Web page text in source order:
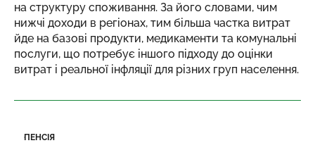
на структуру споживання. За його словами, чим
нижчі доходи в регіонах, тим більша частка витрат
йде на базові продукти, медикаменти та комунальні
послуги, що потребує іншого підходу до оцінки
витрат і реальної інфляції для різних груп населення.
ПЕНСІЯ